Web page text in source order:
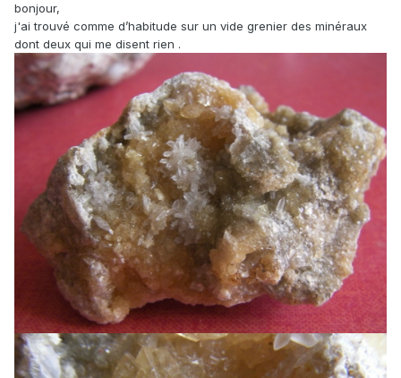
bonjour,
j'ai trouvé comme d’habitude sur un vide grenier des minéraux
dont deux qui me disent rien .